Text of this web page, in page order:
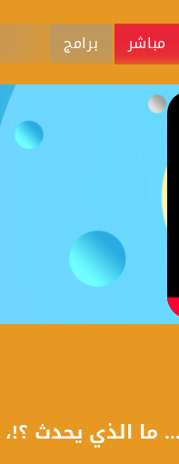
مباشر برامج
ما الذي يحدث ؟!،